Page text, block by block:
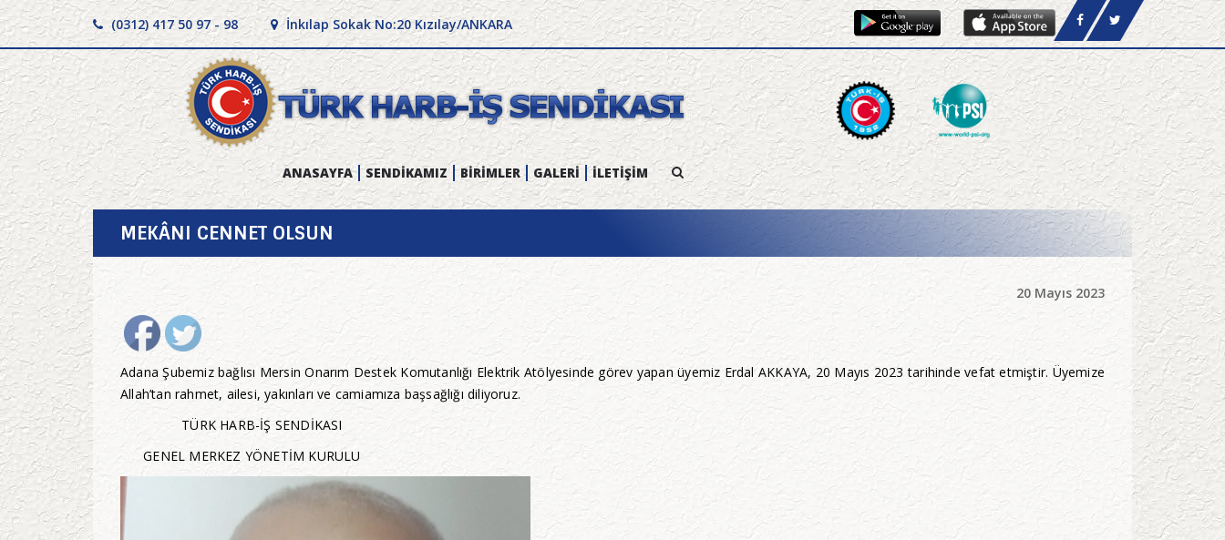
(0312) 417 50 97 - 98 İnkılap Sokak No:20 Kızılay/ANKARA
ANASAYFA SENDİKAMIZ BİRİMLER GALERİ İLETİŞİM
MEKÂNI CENNET OLSUN
20 Mayıs 2023
Adana Şubemiz bağlısı Mersin Onarım Destek Komutanlığı Elektrik Atölyesinde görev yapan üyemiz Erdal AKKAYA, 20 Mayıs 2023 tarihinde vefat etmiştir. Üyemize
Allah’tan rahmet, ailesi, yakınları ve camiamıza başsağlığı diliyoruz.
TÜRK HARB-İŞ SENDİKASI
GENEL MERKEZ YÖNETİM KURULU